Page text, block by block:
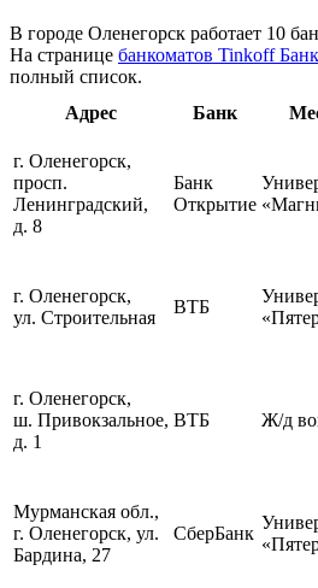
В городе Оленегорск работает 10
На странице банкоматов Tinkoff
полный список.
Адрес
Банк
г. Оленегорск,
просп.
Ленинградский,
д. 8
Банк
Открытие
г. Оленегорск,
ул. Строительная
ВТБ
г. Оленегорск,
ш. Привокзальное,
д. 1
ВТБ Ж/д
Мурманская обл.,
г. Оленегорск, ул.
Бардина, 27
СберБанк